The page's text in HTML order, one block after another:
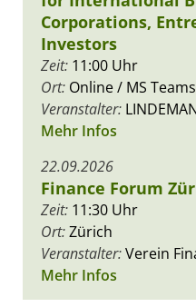
Corporations,
Investors
Zeit: 11:00 Uhr
Ort: Online / MS Teams
Veranstalter:
Mehr Infos
22.09.2026
Finance Forum
Zeit: 11:30 Uhr
Ort:Zürich
Veranstalter:Verein
Mehr Infos